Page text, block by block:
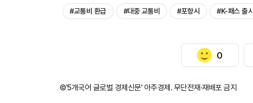
#교통비 환급 #대중 교통비 #포항시 #K-패스 출시
0
©'5개국어 글로벌 경제신문' 아주경제. 무단전재·재배포 금지